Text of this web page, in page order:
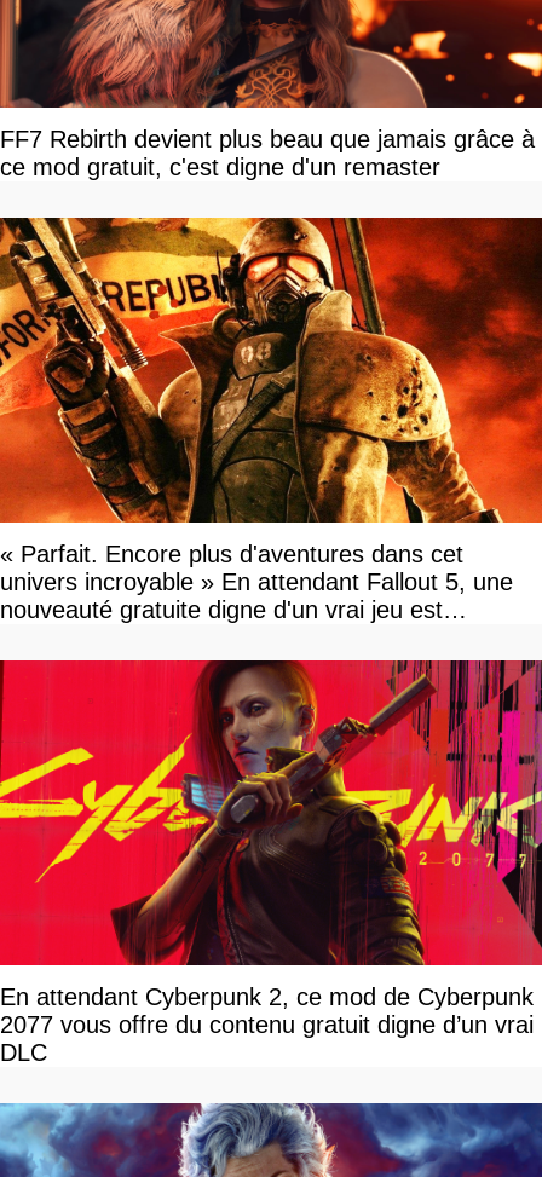
FF7 Rebirth devient plus beau que jamais grâce à
ce mod gratuit, c'est digne d'un remaster
« Parfait. Encore plus d'aventures dans cet
univers incroyable » En attendant Fallout 5, une
nouveauté gratuite digne d'un vrai jeu est
En attendant Cyberpunk 2, ce mod de Cyberpunk
2077 vous offre du contenu gratuit digne d’un vrai
DLC